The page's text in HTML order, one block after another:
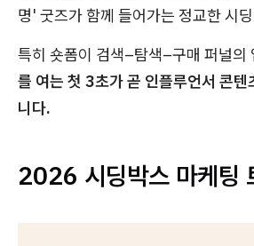
명' 굿즈가 함께 들어가는 정교한 시
특히 숏폼이 검색–탐색–구매 퍼널의
를 여는 첫 3초가 곧 인플루언서 콘텐
니다.
2026 시딩박스 마케팅